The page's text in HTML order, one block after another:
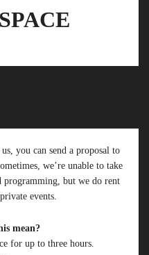
you can send a proposal to
we’re unable to take
programming, but we do rent
events.
mean?
for up to three hours.